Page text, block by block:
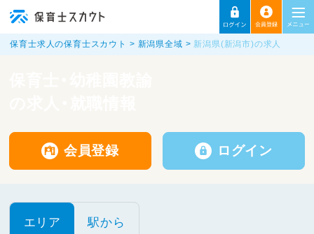
保育士求人の保育士スカウト 新潟県全域 新潟県(新潟市)の求人
会員登録 ログイン
エリア 駅から